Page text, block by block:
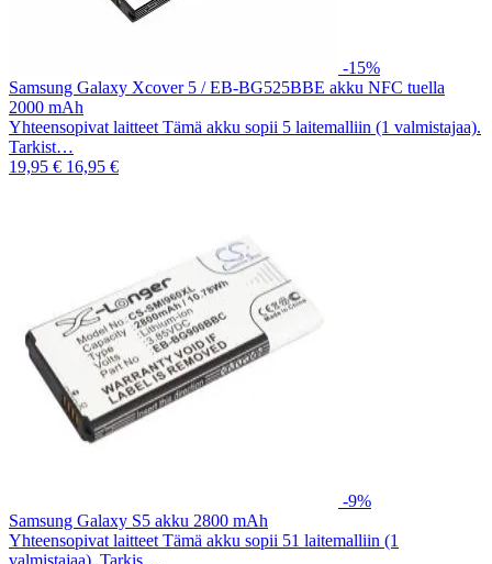
-15%
Samsung Galaxy Xcover 5 / EB-BG525BBE akku NFC tuella
2000 mAh
Yhteensopivat laitteet Tämä akku sopii 5 laitemalliin (1 valmistajaa).
Tarkist…
19,95 € 16,95 €
-9%
Samsung Galaxy S5 akku 2800 mAh
Yhteensopivat laitteet Tämä akku sopii 51 laitemalliin (1
valmistajaa). Tarkis…